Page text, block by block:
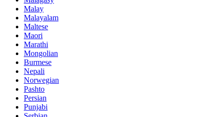
Malay
Malayalam
Maltese
Maori
Marathi
Mongolian
Burmese
Nepali
Norwegian
Pashto
Persian
Punjabi